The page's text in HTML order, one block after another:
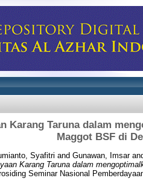
Karang Taruna dalam
Maggot BSF di
Syafitri and Gunawan, Imsar
Karang Taruna dalam
Seminar Nasional